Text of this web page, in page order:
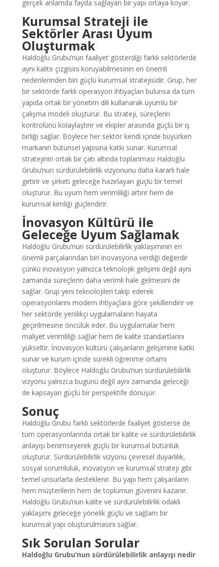
gerçek anlamda fayda sağlayan bir yapı ortaya koyar.
Kurumsal Strateji ile
Sektörler Arası Uyum
Oluşturmak
Haldoğlu Grubu’nun faaliyet gösterdiği farklı sektörlerde
aynı kalite çizgisini koruyabilmesinin en önemli
nedenlerinden biri güçlü kurumsal stratejisidir. Grup, her
bir sektörde farklı operasyon ihtiyaçları bulunsa da tüm
yapıda ortak bir yönetim dili kullanarak uyumlu bir
çalışma modeli oluşturur. Bu strateji, süreçlerin
kontrolünü kolaylaştırır ve ekipler arasında güçlü bir iş
birliği sağlar. Böylece her sektör kendi içinde büyürken
markanın bütünsel yapısına katkı sunar. Kurumsal
stratejinin ortak bir çatı altında toplanması Haldoğlu
Grubu’nun sürdürülebilirlik vizyonunu daha kararlı hale
getirir ve şirketi geleceğe hazırlayan güçlü bir temel
oluşturur. Bu uyum hem verimliliği artırır hem de
kurumsal kimliği güçlendirir.
İnovasyon Kültürü ile
Geleceğe Uyum Sağlamak
Haldoğlu Grubu’nun sürdürülebilirlik yaklaşımının en
önemli parçalarından biri inovasyona verdiği değerdir
çünkü inovasyon yalnızca teknolojik gelişimi değil aynı
zamanda süreçlerin daha verimli hale gelmesini de
sağlar. Grup yeni teknolojileri takip ederek
operasyonlarını modern ihtiyaçlara göre şekillendirir ve
her sektörde yenilikçi uygulamaların hayata
geçirilmesine öncülük eder. Bu uygulamalar hem
maliyet verimliliği sağlar hem de kalite standartlarını
yükseltir. İnovasyon kültürü çalışanların gelişimine katkı
sunar ve kurum içinde sürekli öğrenme ortamı
oluşturur. Böylece Haldoğlu Grubu’nun sürdürülebilirlik
vizyonu yalnızca bugünü değil aynı zamanda geleceği
de kapsayan güçlü bir perspektife dönüşür.
Sonuç
Haldoğlu Grubu farklı sektörlerde faaliyet gösterse de
tüm operasyonlarında ortak bir kalite ve sürdürülebilirlik
anlayışı benimseyerek güçlü bir kurumsal bütünlük
oluşturur. Sürdürülebilirlik vizyonu çevresel duyarlılık,
sosyal sorumluluk, inovasyon ve kurumsal strateji gibi
temel unsurlarla desteklenir. Bu yapı hem çalışanların
hem müşterilerin hem de toplumun güvenini kazanır.
Haldoğlu Grubu’nun kalite ve sürdürülebilirlik odaklı
yaklaşımı geleceğe yönelik güçlü ve sağlam bir
kurumsal yapı oluşturulmasını sağlar.
Sık Sorulan Sorular
Haldoğlu Grubu’nun sürdürülebilirlik anlayışı nedir